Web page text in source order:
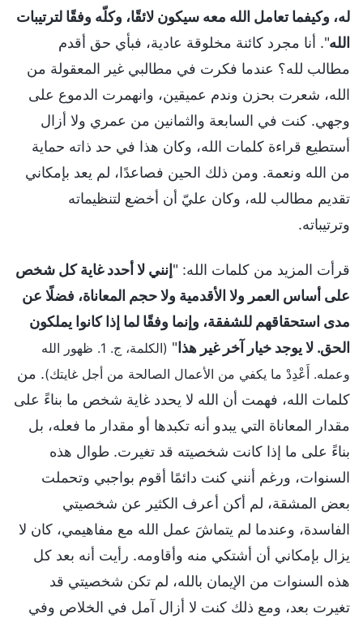
له، وكيفما تعامل الله معه سيكون لائقًا، وكلّه وفقًا لترتيبات
الله". أنا مجرد كائنة مخلوقة عادية، فبأي حق أقدم
مطالب لله؟ عندما فكرت في مطالبي غير المعقولة من
الله، شعرت بحزن وندم عميقين، وانهمرت الدموع على
وجهي. كنت في السابعة والثمانين من عمري ولا أزال
أستطيع قراءة كلمات الله، وكان هذا في حد ذاته حماية
من الله ونعمة. ومن ذلك الحين فصاعدًا، لم يعد بإمكاني
تقديم مطالب لله، وكان عليّ أن أخضع لتنظيماته
وترتيباته.
قرأت المزيد من كلمات الله: "إنني لا أحدد غاية كل شخص
على أساس العمر ولا الأقدمية ولا حجم المعاناة، فضلًا عن
مدى استحقاقهم للشفقة، وإنما وفقًا لما إذا كانوا يملكون
الحق. لا يوجد خيار آخر غير هذا"
(الكلمة، ج. 1. ظهور الله
وعمله. أَعْدِدْ ما يكفي من الأعمال الصالحة من أجل غايتك). من
كلمات الله، فهمت أن الله لا يحدد غاية شخص ما بناءً على
مقدار المعاناة التي يبدو أنه تكبدها أو مقدار ما فعله، بل
بناءً على ما إذا كانت شخصيته قد تغيرت. طوال هذه
السنوات، ورغم أنني كنت دائمًا أقوم بواجبي وتحملت
بعض المشقة، لم أكن أعرف الكثير عن شخصيتي
الفاسدة، وعندما لم يتماشَ عمل الله مع مفاهيمي، كان لا
يزال بإمكاني أن أشتكي منه وأقاومه. رأيت أنه بعد كل
هذه السنوات من الإيمان بالله، لم تكن شخصيتي قد
تغيرت بعد، ومع ذلك كنت لا أزال آمل في الخلاص وفي